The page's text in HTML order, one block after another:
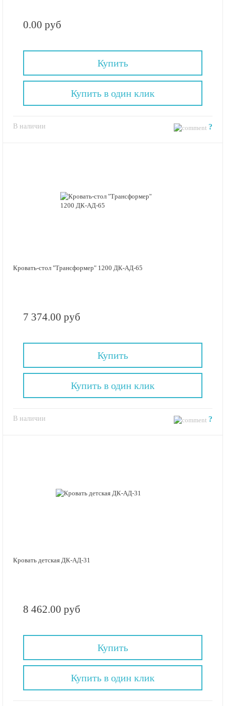
0.00 руб
Купить
В наличии ?
Купить в один клик
Кровать-стол "Трансформер" 1200 ДК-АД-65
7 374.00 руб
Купить
В наличии ?
Купить в один клик
Кровать детская ДК-АД-31
8 462.00 руб
Купить
Купить в один клик